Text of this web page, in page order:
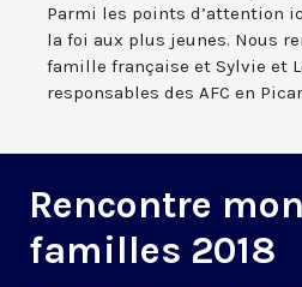
Parmi les points d’attention
la foi aux plus jeunes. Nous
famille française et Sylvie et
responsables des AFC en
Rencontre
familles 2018